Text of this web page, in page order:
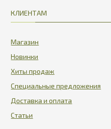
КЛИЕНТАМ
Магазин
Новинки
Хиты продаж
Специальные предложения
Доставка и оплата
Статьи